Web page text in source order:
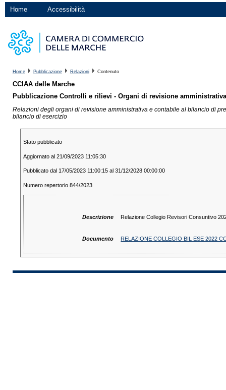
Home Accessibilità
Home Pubblicazione Relazioni Contenuto
CCIAA delle Marche
Pubblicazione Controlli e rilievi - Organi di revisione
Relazioni degli organi di revisione amministrativa e contabile al bilancio di
bilancio di esercizio
Stato pubblicato
Aggiornato al 21/09/2023 11:05:30
Pubblicato dal 17/05/2023 11:00:15 al 31/12/2028 00:00:00
Numero repertorio 844/2023
Descrizione Relazione Collegio Revisori Consuntivo
Documento RELAZIONE COLLEGIO BIL ESE 2022